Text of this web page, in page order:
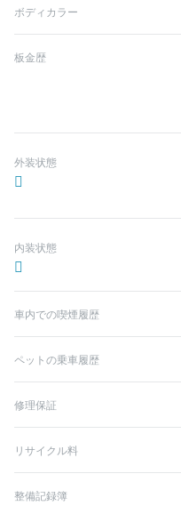
ボディカラー
板金歴
外装状態
内装状態
車内での喫煙履歴
ペットの乗車履歴
修理保証
リサイクル料
整備記録簿